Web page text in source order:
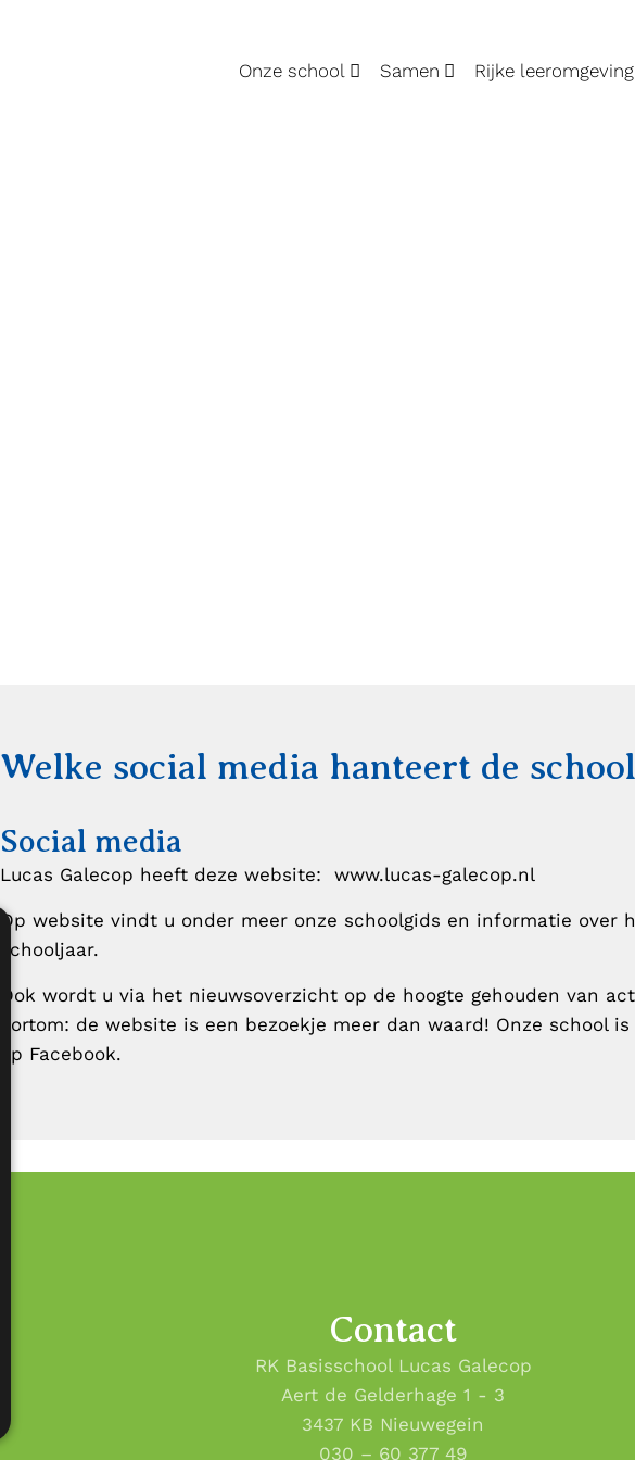
Onze school Samen Rijke leeromgeving
Welke social media hanteert de
Social media
Lucas Galecop heeft deze website: www.lucas-galecop.nl
Op website vindt u onder meer onze schoolgids en informatie over
schooljaar.
Ook wordt u via het nieuwsoverzicht op de hoogte gehouden van
kortom: de website is een bezoekje meer dan waard! Onze school
op Facebook.
Contact
RK Basisschool Lucas Galecop
Aert de Gelderhage 1 - 3
3437 KB Nieuwegein
030 – 60 377 49